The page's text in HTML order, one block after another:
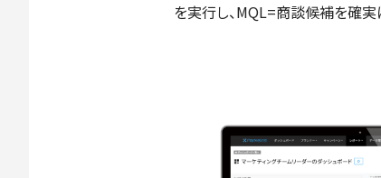
を実行し、MQL=商談候補を確実